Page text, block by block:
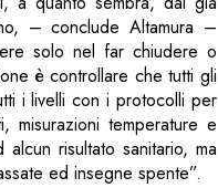
– conclude Altamura –
solo nel far chiudere o
è controllare che tutti gli
i livelli con i protocolli per
misurazioni temperature e
risultato sanitario, ma
ed insegne spente”.